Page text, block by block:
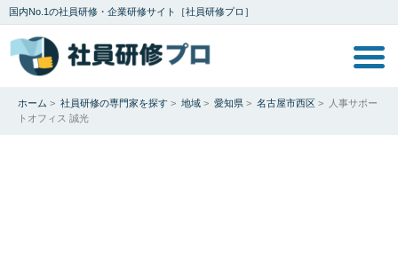
国内No.1の社員研修・企業研修サイト［社員研修プロ］
ホーム > 社員研修の専門家を探す > 地域 > 愛知県 > 名古屋市西区 >
人事サポー
トオフィス 誠光